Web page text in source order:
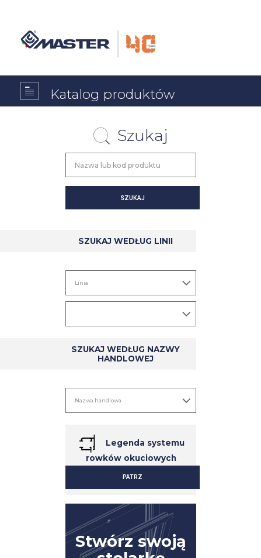
Katalog produktów
Szukaj
SZUKAJ WEDŁUG LINII
SZUKAJ WEDŁUG NAZWY
HANDLOWEJ
Legenda systemu
rowków okuciowych
PATRZ
Stwórz swoją